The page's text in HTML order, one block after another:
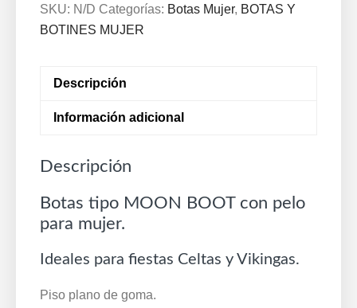
BOOT
con
Camel,
Negro
8093
cantidad
SKU: N/D Categorías: Botas Mujer, BOTAS Y
BOTINES MUJER
Descripción
Información adicional
Descripción
Botas tipo MOON BOOT con pelo
para mujer.
Ideales para fiestas Celtas y Vikingas.
Piso plano de goma.